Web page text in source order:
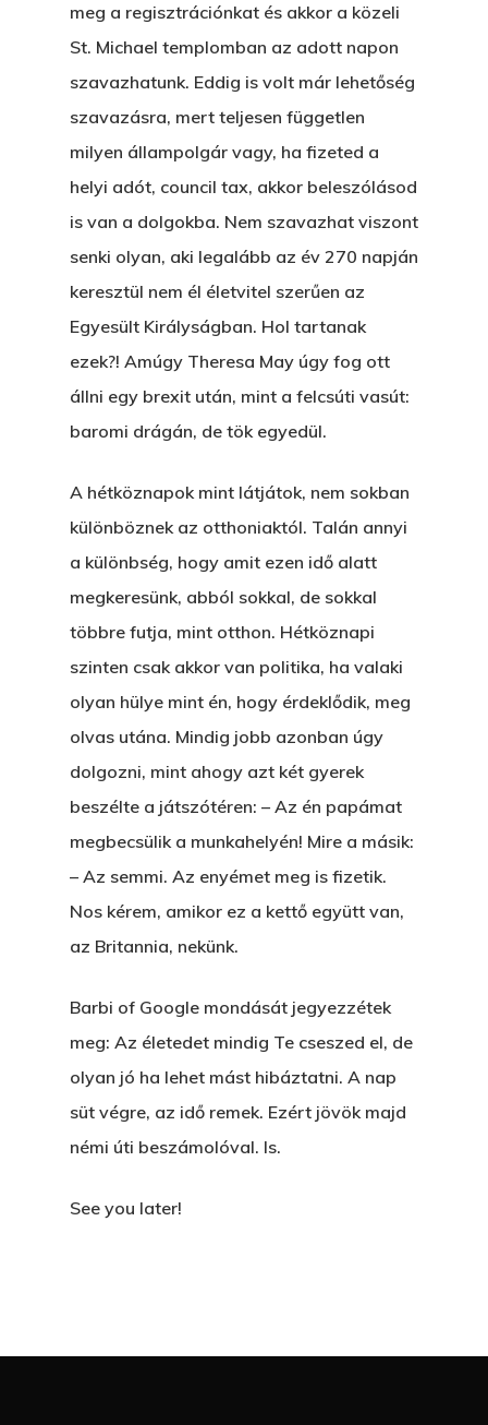
meg a regisztrációnkat és akkor a közeli
St. Michael templomban az adott napon
szavazhatunk. Eddig is volt már lehetőség
szavazásra, mert teljesen független
milyen állampolgár vagy, ha fizeted a
helyi adót, council tax, akkor beleszólásod
is van a dolgokba. Nem szavazhat viszont
senki olyan, aki legalább az év 270 napján
keresztül nem él életvitel szerűen az
Egyesült Királyságban. Hol tartanak
ezek?! Amúgy Theresa May úgy fog ott
állni egy brexit után, mint a felcsúti vasút:
baromi drágán, de tök egyedül.
A hétköznapok mint látjátok, nem sokban
különböznek az otthoniaktól. Talán annyi
a különbség, hogy amit ezen idő alatt
megkeresünk, abból sokkal, de sokkal
többre futja, mint otthon. Hétköznapi
szinten csak akkor van politika, ha valaki
olyan hülye mint én, hogy érdeklődik, meg
olvas utána. Mindig jobb azonban úgy
dolgozni, mint ahogy azt két gyerek
beszélte a játszótéren: – Az én papámat
megbecsülik a munkahelyén! Mire a másik:
– Az semmi. Az enyémet meg is fizetik.
Nos kérem, amikor ez a kettő együtt van,
az Britannia, nekünk.
Barbi of Google mondását jegyezzétek
meg: Az életedet mindig Te cseszed el, de
olyan jó ha lehet mást hibáztatni. A nap
süt végre, az idő remek. Ezért jövök majd
némi úti beszámolóval. Is.
See you later!